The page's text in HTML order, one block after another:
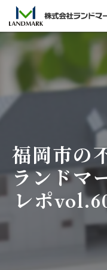
福岡市の
ランドマ
レポ